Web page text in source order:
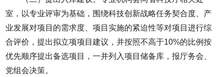
室，以专业评审为基础，围绕科技创新战略任务契合度、产
业发展对项目的需求度、项目实施的紧迫性等对项目进行综
合评价，提出拟立项项目建议，并按照不高于10%的比例按
优先顺序提出备选项目，一并列入项目储备库，报厅务会、
党组会决策。